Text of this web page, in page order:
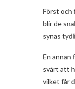
Först och
blir de
synas
En annan
svårt att
vilket får